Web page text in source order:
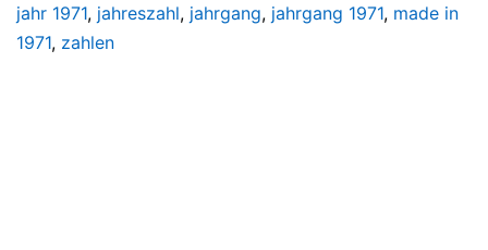
jahr 1971, jahreszahl, jahrgang, jahrgang 1971, made in
1971, zahlen